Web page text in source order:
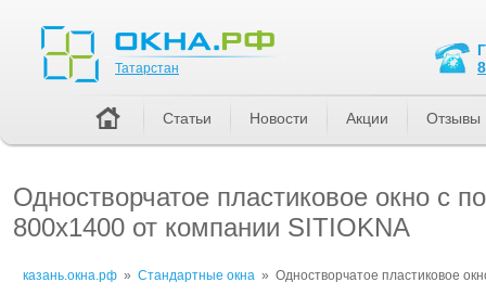
Одностворчатое пластиковое окно с
800x1400 от компании SITIOKNA
казань.окна.рф » Стандартные окна » Одностворчатое пластиковое
Татарстан
Статьи Новости Акции Отзывы